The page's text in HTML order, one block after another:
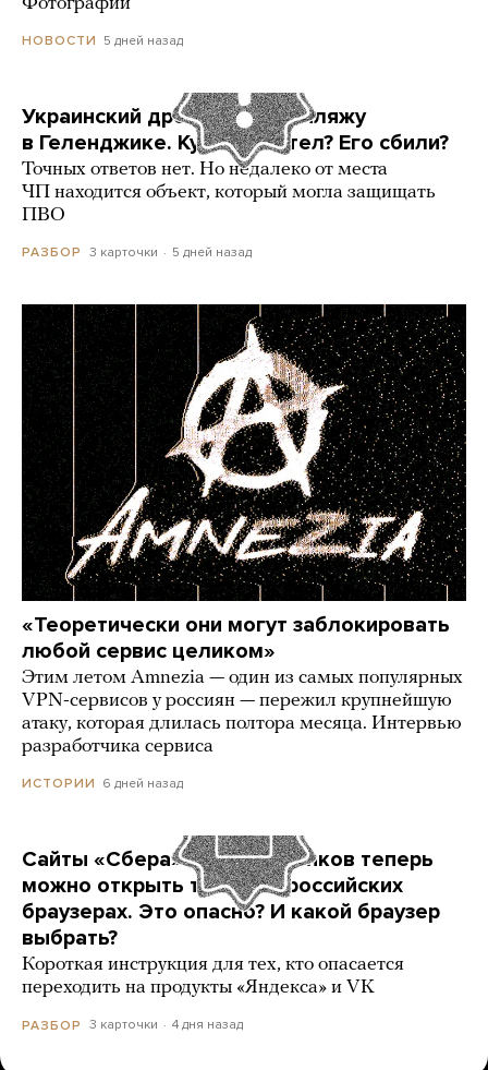
НОВОСТИ 5 дней назад
Украинский дрон попал по пляжу
в Геленджике. Куда он летел? Его сбили?
Точных ответов нет. Но недалеко от места
ЧП находится объект, который могла защищать
ПВО
РАЗБОР 3 карточки 5 дней назад
«Теоретически они могут заблокировать
любой сервис целиком»
Этим летом Amnezia — один из самых популярных
VPN-сервисов у россиян — пережил крупнейшую
атаку, которая длилась полтора месяца. Интервью
разработчика сервиса
ИСТОРИИ 6 дней назад
Сайты «Сбера» и других банков теперь
можно открыть только в российских
браузерах. Это опасно? И какой браузер
выбрать?
Короткая инструкция для тех, кто опасается
переходить на продукты «Яндекса» и VK
РАЗБОР 3 карточки 4 дня назад